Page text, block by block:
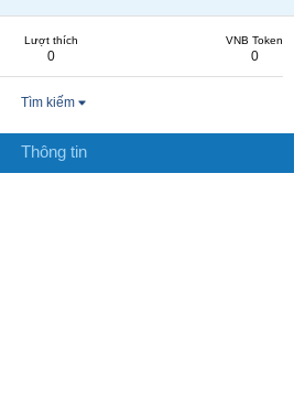
Lượt thích
0
VNB Token
0
Tìm kiếm
Thông tin